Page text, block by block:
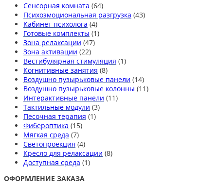
Сенсорная комната (64)
Психоэмоциональная разгрузка (43)
Кабинет психолога (4)
Готовые комплекты (1)
Зона релаксации (47)
Зона активации (22)
Вестибулярная стимуляция (1)
Когнитивные занятия (8)
Воздушно пузырьковые панели (14)
Воздушно пузырьковые колонны (11)
Интерактивные панели (11)
Тактильные модули (3)
Песочная терапия (1)
Фибероптика (15)
Мягкая среда (7)
Светопроекция (4)
Кресло для релаксации (8)
Доступная среда (1)
ОФОРМЛЕНИЕ ЗАКАЗА